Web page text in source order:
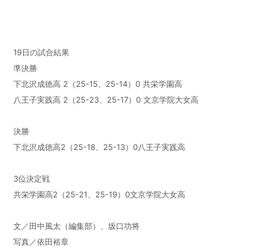
19日の試合結果
準決勝
下北沢成徳高 2 （25-15、 25-14）0共栄学園高
八王子実践高 2 （25-23、 25-17）0文京学院大女高
決勝
下北沢成徳高2 （25-18、 25-13）0八王子実践高
3位決定戦
共栄学園高2 （25-21、 25-19）0文京学院大女高
文／田中風太（編集部）、坂口功将
写真／依田裕章